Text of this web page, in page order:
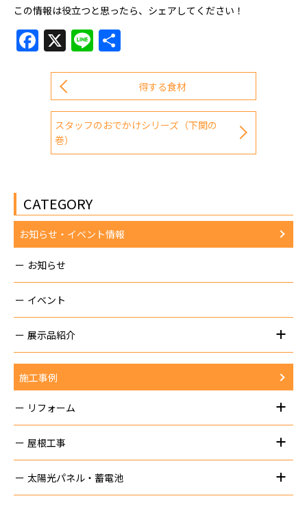
この情報は役立つと思ったら、シェアしてください！
Facebook
X Line
得する食材
スタッフのおでかけシリーズ（下関の
巻）
CATEGORY
お知らせ・イベント情報
お知らせ
イベント
展示品紹介
施工事例
リフォーム
屋根工事
太陽光パネル・蓄電池